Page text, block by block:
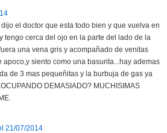
el doctor que esta todo bien y que vuelva en
tengo cerca del ojo en la parte del lado de la
una vena gris y acompañado de venitas
siento como una basurita...hay ademas
de 3 mas pequeñitas y la burbuja de gas ya
DEMASIADO? MUCHISIMAS
21/07/2014